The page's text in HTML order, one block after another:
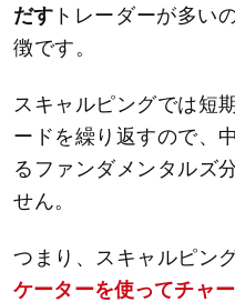
だす トレーダーが多い
徴です。
スキャルピングでは短
ードを繰り返すので、
るファンダメンタルズ
せん。
つまり、スキャルピン
ケーターを使ってチャ